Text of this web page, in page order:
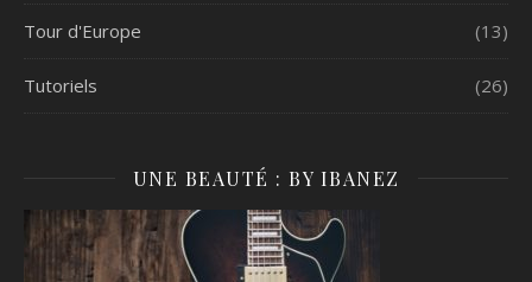
Tour d'Europe (13)
Tutoriels (26)
UNE BEAUTÉ : BY IBANEZ